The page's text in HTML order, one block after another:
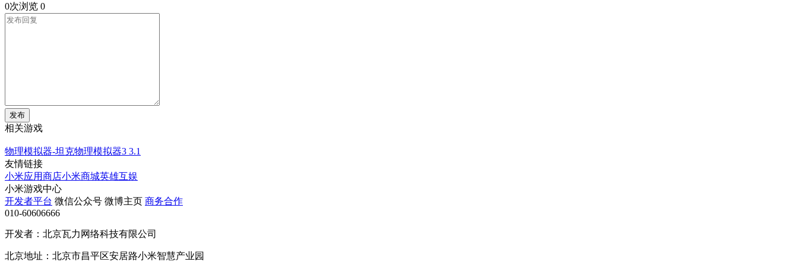
0次浏览 0
发布
相关游戏
物理模拟器-坦克物理模拟器3 3.1
友情链接
小米应用商店小米商城英雄互娱
小米游戏中心
开发者平台 微信公众号 微博主页 商务合作
010-60606666
开发者：北京瓦力网络科技有限公司
北京地址：北京市昌平区安居路小米智慧产业园